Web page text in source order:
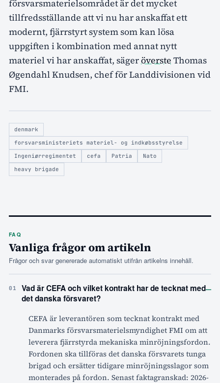
försvarsmaterielsområdet är det mycket
tillfredsställande att vi nu har anskaffat ett
modernt, fjärrstyrt system som kan lösa
uppgiften i kombination med annat nytt
materiel vi har anskaffat, sägeröverste Thomas
Øgendahl Knudsen, chef för Landdivisionen vid
FMI.
denmark
forsvarsministeriets materiel- og indkøbsstyrelse
Ingeniørregimentet
cefa Patria
Nato
heavy brigade
FAQ
Vanliga frågor om artikeln
Frågor och svar genererade automatiskt utifrån artikelns innehåll.
01
Vad är CEFA och vilket kontrakt har de tecknat med
det danska försvaret?
–
CEFA är leverantören som tecknat kontrakt med
Danmarks försvarsmaterielsmyndighet FMI om att
leverera fjärrstyrda mekaniska minröjningsfordon.
Fordonen ska tillföras det danska försvarets tunga
brigad och ersätter tidigare minröjningsslagor som
monterades på fordon. Senast faktagranskad: 2026-